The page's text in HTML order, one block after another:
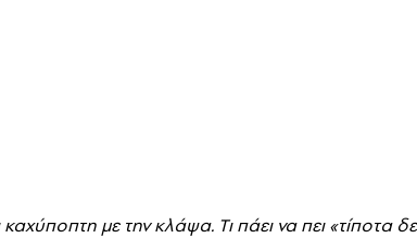
καχύποπτη με την κλάψα. Tι πάει να πει «τίποτα